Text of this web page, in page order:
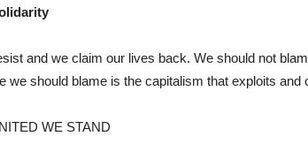
and we claim our lives back. We should not
should blame is the capitalism that exploits and
WE STAND